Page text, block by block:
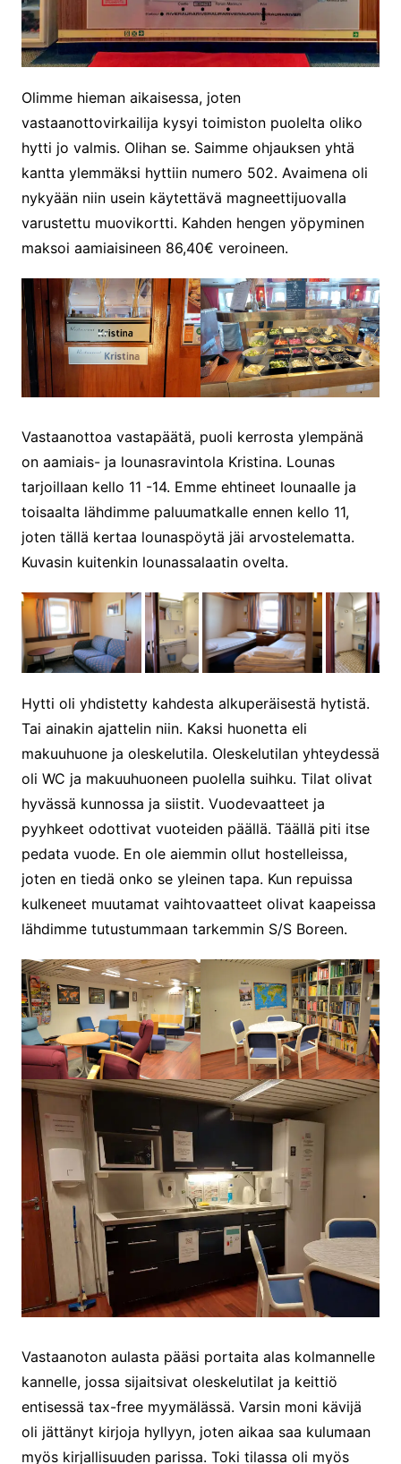
Olimme hieman aikaisessa, joten
vastaanottovirkailija kysyi toimiston puolelta oliko
hytti jo valmis. Olihan se. Saimme ohjauksen yhtä
kantta ylemmäksi hyttiin numero 502. Avaimena oli
nykyään niin usein käytettävä magneettijuovalla
varustettu muovikortti. Kahden hengen yöpyminen
maksoi aamiaisineen 86,40€ veroineen.
Vastaanottoa vastapäätä, puoli kerrosta ylempänä
on aamiais- ja lounasravintola Kristina. Lounas
tarjoillaan kello 11 -14. Emme ehtineet lounaalle ja
toisaalta lähdimme paluumatkalle ennen kello 11,
joten tällä kertaa lounaspöytä jäi arvostelematta.
Kuvasin kuitenkin lounassalaatin ovelta.
Hytti oli yhdistetty kahdesta alkuperäisestä hytistä.
Tai ainakin ajattelin niin. Kaksi huonetta eli
makuuhuone ja oleskelutila. Oleskelutilan yhteydessä
oli WC ja makuuhuoneen puolella suihku. Tilat olivat
hyvässä kunnossa ja siistit. Vuodevaatteet ja
pyyhkeet odottivat vuoteiden päällä. Täällä piti itse
pedata vuode. En ole aiemmin ollut hostelleissa,
joten en tiedä onko se yleinen tapa. Kun repuissa
kulkeneet muutamat vaihtovaatteet olivat kaapeissa
lähdimme tutustummaan tarkemmin S/S Boreen.
Vastaanoton aulasta pääsi portaita alas kolmannelle
kannelle, jossa sijaitsivat oleskelutilat ja keittiö
entisessä tax-free myymälässä. Varsin moni kävijä
oli jättänyt kirjoja hyllyyn, joten aikaa saa kulumaan
myös kirjallisuuden parissa. Toki tilassa oli myös